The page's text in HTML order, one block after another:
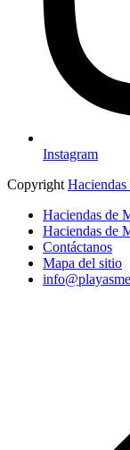
Instagram
Copyright
Haciendas de
Haciendas de
Contáctanos
Mapa del sitio